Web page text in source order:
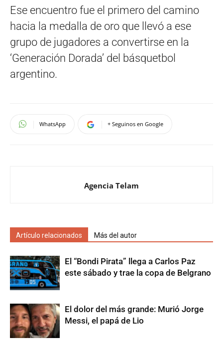
Ese encuentro fue el primero del camino
hacia la medalla de oro que llevó a ese
grupo de jugadores a convertirse en la
‘Generación Dorada’ del básquetbol
argentino.
WhatsApp + Seguinos en Google
Agencia Telam
Artículo relacionados Más del autor
El “Bondi Pirata” llega a Carlos Paz
este sábado y trae la copa de Belgrano
El dolor del más grande: Murió Jorge
Messi, el papá de Lio